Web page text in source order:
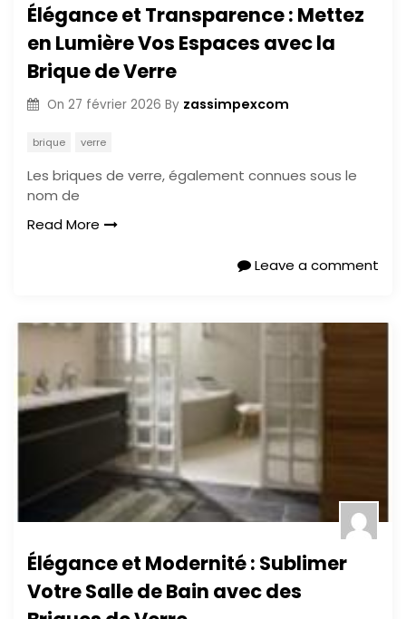
Élégance et Transparence : Mettez
en Lumière Vos Espaces avec la
Brique de Verre
On 27 février 2026 By zassimpexcom
brique verre
Les briques de verre, également connues sous le
nom de
Read More
Leave a comment
Élégance et Modernité : Sublimer
Votre Salle de Bain avec des